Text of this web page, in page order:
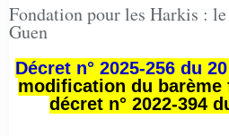
Fondation pour les Harkis :
Guen
Décret n° 2025-256 du
modification du
décret n° 2022-394